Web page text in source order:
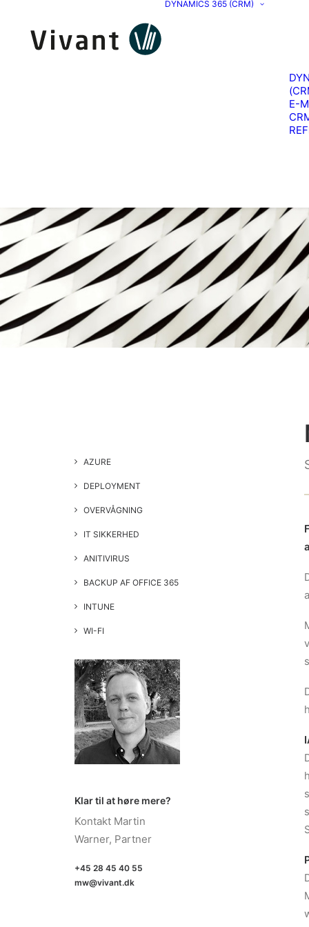
DYNAMICS 365 (CRM)
E-
AZURE
DEPLOYMENT
OVERVÅGNING
IT SIKKERHED
ANITIVIRUS
BACKUP AF OFFICE 365
INTUNE
WI-FI
Klar til at høre mere?
Kontakt Martin
Warner, Partner
+45 28 45 40 55
mw@vivant.dk